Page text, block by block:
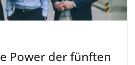
Power der fünften